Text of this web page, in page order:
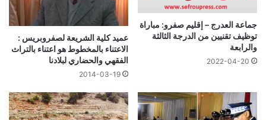
جماعة العدرج – إقليم صفرو: مباراة
توظيف تقنيين من الدرجة الثالثة
والرابعة
2022-04-20
عميد كلية الشريعة لصفروبريس :
الاعتناء بالمخطوط هو اعتناء بالتراث
الفقهي والحضاري لبلادنا
2014-03-19